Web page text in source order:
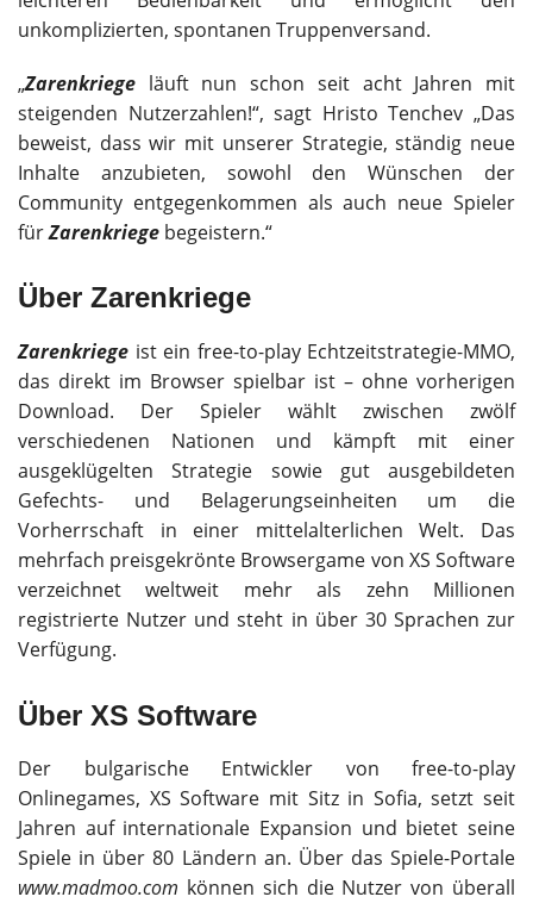
unkomplizierten, spontanen Truppenversand.
„Zarenkriege läuft nun schon seit acht Jahren mit
steigenden Nutzerzahlen!“, sagt Hristo Tenchev „Das
beweist, dass wir mit unserer Strategie, ständig neue
Inhalte anzubieten, sowohl den Wünschen der
Community entgegenkommen als auch neue Spieler
fürZarenkriege begeistern.“
Über Zarenkriege
Zarenkriege ist ein free-to-play Echtzeitstrategie-MMO,
das direkt im Browser spielbar ist – ohne vorherigen
Download. Der Spieler wählt zwischen zwölf
verschiedenen Nationen und kämpft mit einer
ausgeklügelten Strategie sowie gut ausgebildeten
Gefechts- und Belagerungseinheiten um die
Vorherrschaft in einer mittelalterlichen Welt. Das
mehrfach preisgekrönte Browsergame von XS Software
verzeichnet weltweit mehr als zehn Millionen
registrierte Nutzer und steht in über 30 Sprachen zur
Verfügung.
Über XS Software
Der bulgarische Entwickler von free-to-play
Onlinegames, XS Software mit Sitz in Sofia, setzt seit
Jahren auf internationale Expansion und bietet seine
Spiele in über 80 Ländern an. Über das Spiele-Portale
www.madmoo.com können sich die Nutzer von überall